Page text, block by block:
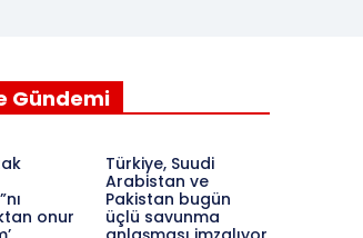
Gündemi
onur
Türkiye, Suudi
Arabistan ve
Pakistan bugün
üçlü savunma